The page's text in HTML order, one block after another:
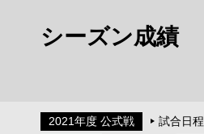
シーズン成績
2021年度 公式戦 試合日程